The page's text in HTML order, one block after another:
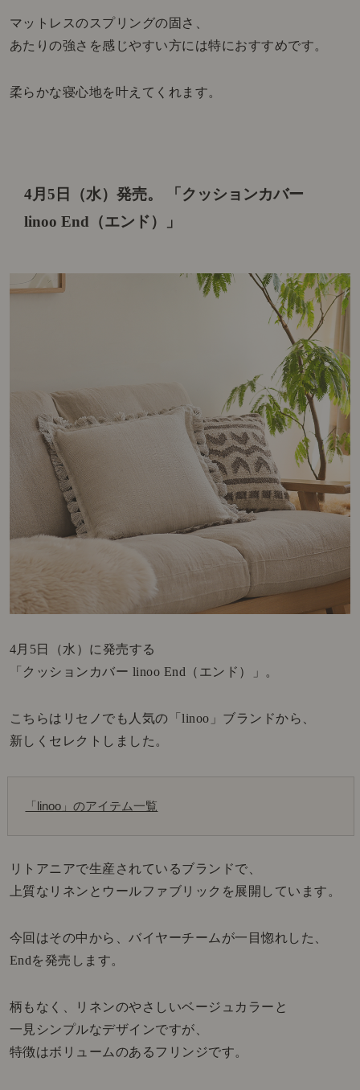
マットレスのスプリングの固さ、
あたりの強さを感じやすい方には特におすすめです。
柔らかな寝心地を叶えてくれます。
4月5日（水）発売。
「クッションカバー
linoo End（エンド）」
4月5日（水）に発売する
「クッションカバー linoo End（エンド）」。
こちらはリセノでも人気の「linoo」ブランドから、
新しくセレクトしました。
「linoo」のアイテム一覧
リトアニアで生産されているブランドで、
上質なリネンとウールファブリックを展開しています。
今回はその中から、バイヤーチームが一目惚れした、
Endを発売します。
柄もなく、リネンのやさしいベージュカラーと
一見シンプルなデザインですが、
特徴はボリュームのあるフリンジです。